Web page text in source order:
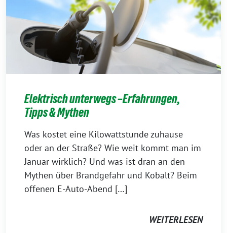
Elektrisch unterwegs –Erfahrungen,
Tipps & Mythen
Was kostet eine Kilowattstunde zuhause
oder an der Straße? Wie weit kommt man im
Januar wirklich? Und was ist dran an den
Mythen über Brandgefahr und Kobalt? Beim
offenen E-Auto-Abend […]
WEITERLESEN